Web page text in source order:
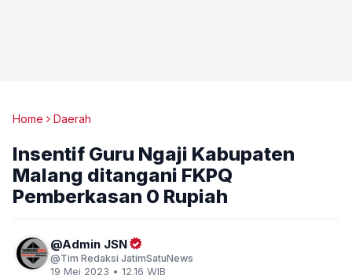
Home Daerah
Insentif Guru Ngaji Kabupaten
Malang ditangani FKPQ
Pemberkasan 0 Rupiah
Admin JSN
Tim Redaksi JatimSatuNews
19 Mei 2023 • 12.16 WIB